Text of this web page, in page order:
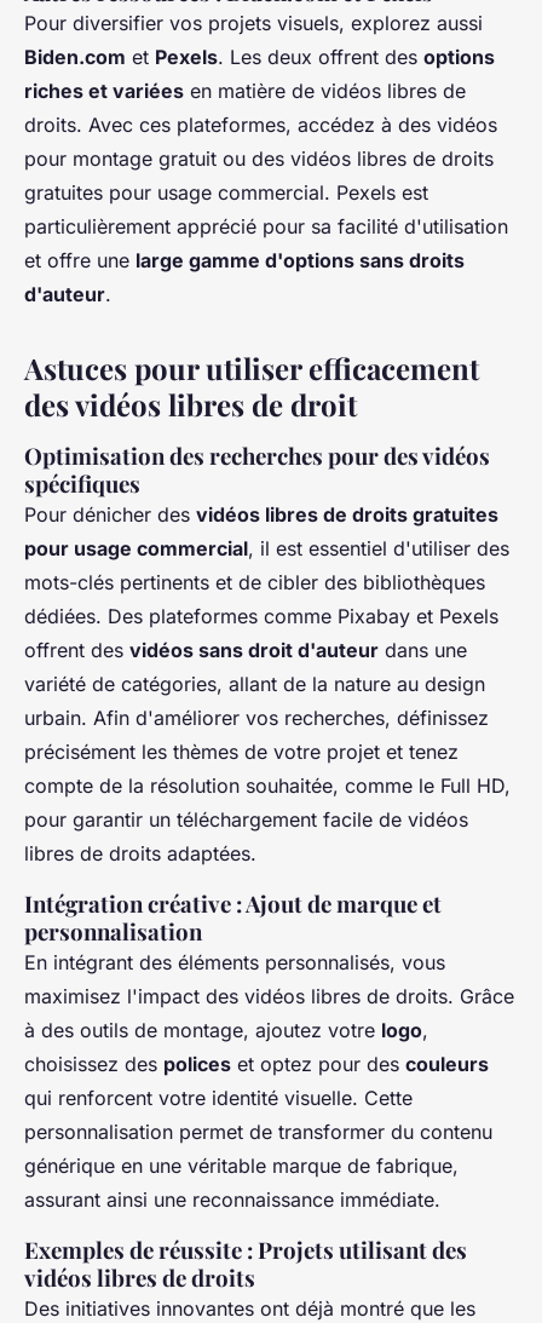
Pour diversifier vos projets visuels, explorez aussi
Biden.com et Pexels. Les deux offrent des options
riches et variées en matière de vidéos libres de
droits. Avec ces plateformes, accédez à des vidéos
pour montage gratuit ou des vidéos libres de droits
gratuites pour usage commercial. Pexels est
particulièrement apprécié pour sa facilité d'utilisation
et offre une large gamme d'options sans droits
d'auteur.
Astuces pour utiliser efficacement
des vidéos libres de droit
Optimisation des recherches pour des vidéos
spécifiques
Pour dénicher des vidéos libres de droits gratuites
pour usage commercial, il est essentiel d'utiliser des
mots-clés pertinents et de cibler des bibliothèques
dédiées. Des plateformes comme Pixabay et Pexels
offrent des vidéos sans droit d'auteur dans une
variété de catégories, allant de la nature au design
urbain. Afin d'améliorer vos recherches, définissez
précisément les thèmes de votre projet et tenez
compte de la résolution souhaitée, comme le Full HD,
pour garantir un téléchargement facile de vidéos
libres de droits adaptées.
Intégration créative : Ajout de marque et
personnalisation
En intégrant des éléments personnalisés, vous
maximisez l'impact des vidéos libres de droits. Grâce
à des outils de montage, ajoutez votre logo,
choisissez des polices et optez pour des couleurs
qui renforcent votre identité visuelle. Cette
personnalisation permet de transformer du contenu
générique en une véritable marque de fabrique,
assurant ainsi une reconnaissance immédiate.
Exemples de réussite : Projets utilisant des
vidéos libres de droits
Des initiatives innovantes ont déjà montré que les